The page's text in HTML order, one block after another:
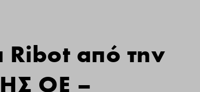
από την
ΟΕ –